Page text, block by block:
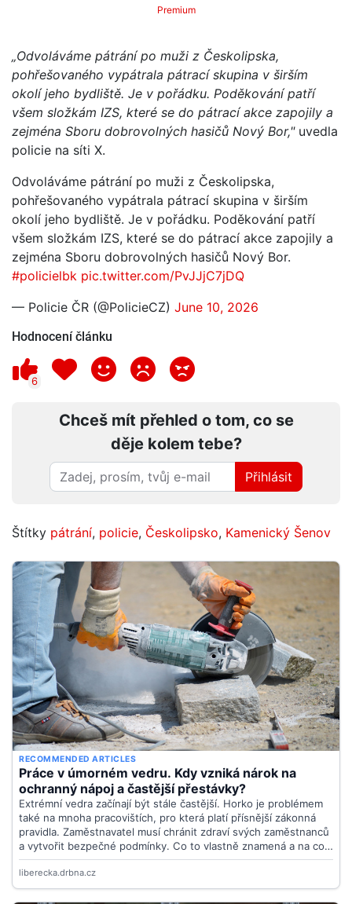
Premium
„Odvoláváme pátrání po muži z Českolipska,
pohřešovaného vypátrala pátrací skupina v širším
okolí jeho bydliště. Je v pořádku. Poděkování patří
všem složkám IZS, které se do pátrací akce zapojily a
zejména Sboru dobrovolných hasičů Nový Bor,"uvedla
policie na síti X.
Odvoláváme pátrání po muži z Českolipska,
pohřešovaného vypátrala pátrací skupina v širším
okolí jeho bydliště. Je v pořádku. Poděkování patří
všem složkám IZS, které se do pátrací akce zapojily a
zejména Sboru dobrovolných hasičů Nový Bor.
#policielbk pic.twitter.com/PvJJjC7jDQ
— Policie ČR (@PolicieCZ) June 10, 2026
Hodnocení článku
6
Chceš mít přehled o tom, co se
děje kolem tebe?
Přihlásit
Štítky pátrání, policie, Českolipsko, Kamenický Šenov